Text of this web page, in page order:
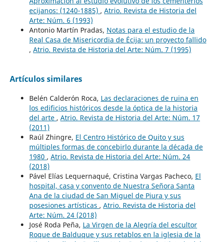
ecijanos: (1240-1885) , Atrio. Revista de Historia del
Arte: Núm. 6 (1993)
Antonio Martín Pradas, Notas para el estudio de la
Real Casa de Misericordia de Écija: un proyecto fallido
, Atrio. Revista de Historia del Arte: Núm. 7 (1995)
Artículos similares
Belén Calderón Roca, Las declaraciones de ruina en
los edificios históricos desde la óptica de la historia
del arte , Atrio. Revista de Historia del Arte: Núm. 17
(2011)
Raúl Zhingre, El Centro Histórico de Quito y sus
múltiples formas de concebirlo durante la década de
1980 , Atrio. Revista de Historia del Arte: Núm. 24
(2018)
Pável Elías Lequernaqué, Cristina Vargas Pacheco, El
hospital, casa y convento de Nuestra Señora Santa
Ana de la ciudad de San Miguel de Piura y sus
posesiones artísticas , Atrio. Revista de Historia del
Arte: Núm. 24 (2018)
José Roda Peña, La Virgen de la Alegría del escultor
Roque de Balduque y sus retablos en la iglesia de la